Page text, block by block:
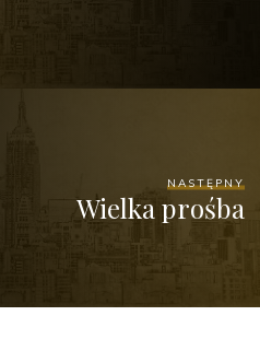
NASTĘPNY
Wielka prośba